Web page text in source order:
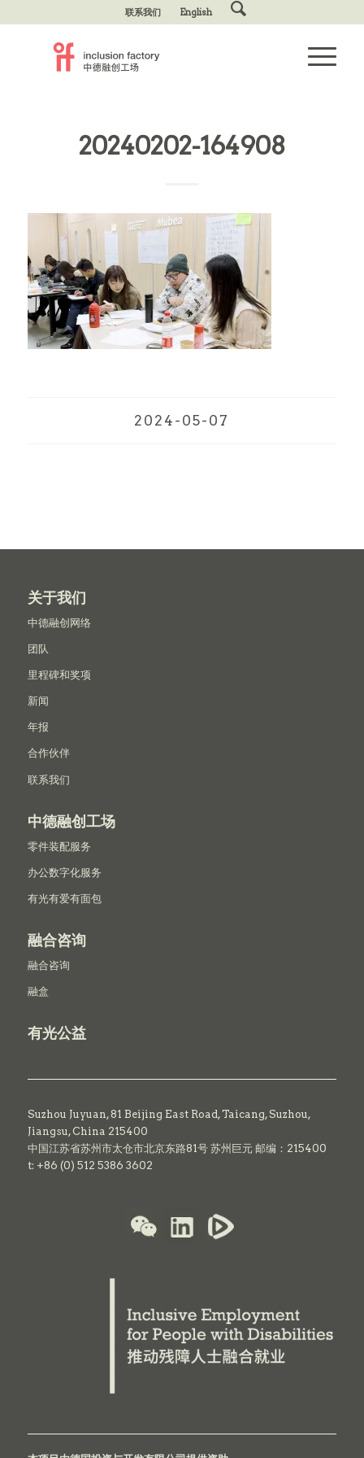
联系我们 English
20240202-164908
2024-05-07
关于我们
中德融创网络
团队
里程碑和奖项
新闻
年报
合作伙伴
联系我们
中德融创工场
零件装配服务
办公数字化服务
有光有爱有面包
融合咨询
融合咨询
融盒
有光公益
Suzhou Juyuan, 81 Beijing East Road,Taicang,Suzhou,
Jiangsu, China 215400
中国江苏省苏州市太仓市北京东路81号 苏州巨元 邮编：215400
t: +86 (0) 512 5386 3602